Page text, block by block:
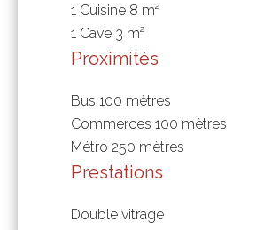
1 Cuisine 8 m²
1 Cave 3 m²
Proximités
Bus 100 mètres
Commerces 100 mètres
Métro 250 mètres
Prestations
Double vitrage